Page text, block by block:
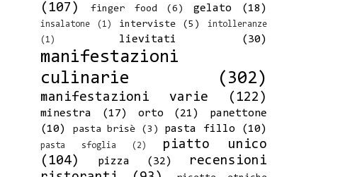
(107)
finger food (6) gelato (18)
insalatone (1) interviste (5)
intolleranze
(1)
lievitati (30)
manifestazioni
culinarie
(302)
manifestazioni varie (122)
minestra (17) orto (21)
panettone
(10)
pasta brisè (3) pasta fillo (10)
pasta sfoglia (2)
piatto unico
(104)
pizza (32)
recensioni